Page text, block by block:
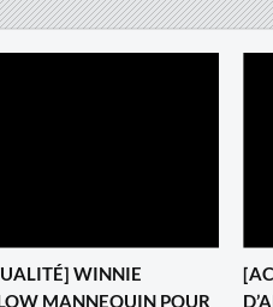
WINNIE
MANNEQUIN POUR